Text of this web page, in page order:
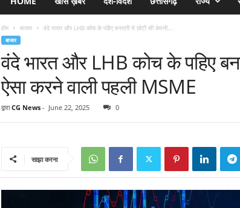
होम बाजार वंदे भारत और LHB कोच के पहिए बनाएगी ये छोटी सी कंपनी,...
बाजार
वंदे भारत और LHB कोच के पहिए
ऐसा करने वाली पहली MSME
द्वारा CG News- June 22, 2025 0
साझा करना